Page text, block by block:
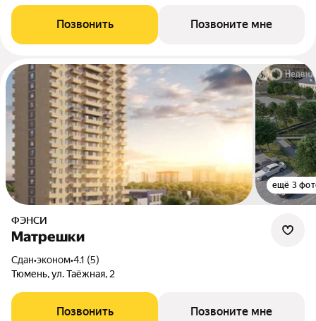
Позвонить Позвоните мне
ещё 3
ФЭНСИ
Матрешки
Сдан•эконом•4.1 (5)
Тюмень, ул. Таёжная, 2
Позвонить Позвоните мне